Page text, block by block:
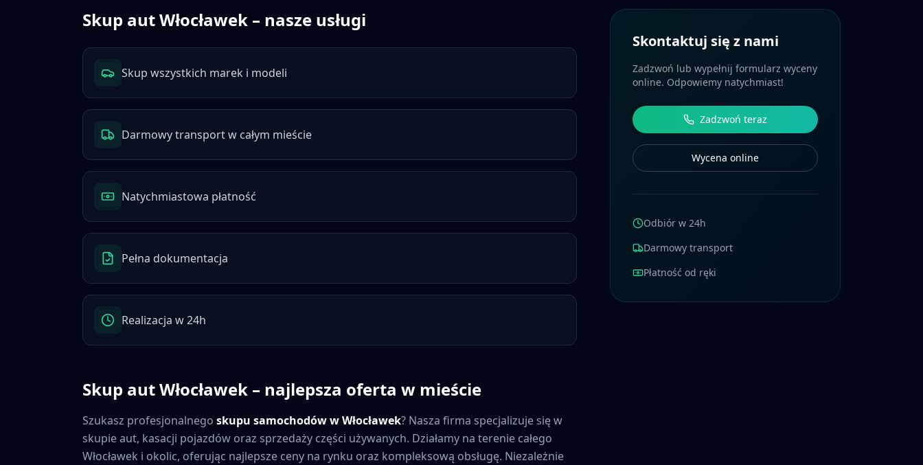
Skup autWłocławek – nasze usługi
Skup wszystkich marek i modeli
Darmowy transport w całym mieście
Natychmiastowa płatność
Pełna dokumentacja
Realizacja w 24h
Skup autWłocławek – najlepsza oferta w mieście
Szukasz profesjonalnego skupu samochodów wWłocławek? Nasza firma specjalizuje się w
skupie aut, kasacji pojazdów oraz sprzedaży części używanych. Działamy na terenie całego
Włocławek i okolic, oferując najlepsze ceny na rynku oraz kompleksową obsługę. Niezależnie
Skontaktuj się z nami
Zadzwoń lub wypełnij formularz wyceny
online. Odpowiemy natychmiast!
Zadzwoń teraz
Wycena online
Odbiór w 24h
Darmowy transport
Płatność od ręki